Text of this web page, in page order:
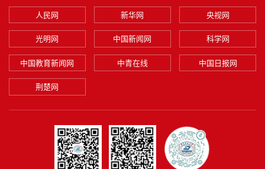
人民网 新华网 央视网
光明网 中国新闻网 科学网
中国教育新闻网 中青在线 中国日报网
荆楚网